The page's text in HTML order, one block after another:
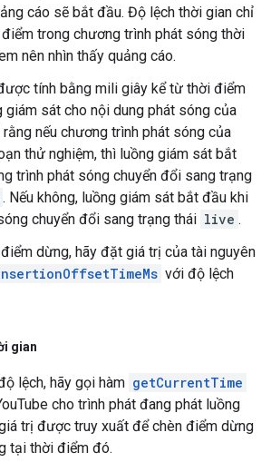
cáo sẽ bắt đầu. Độ lệch thời gian chỉ
trong chương trình phát sóng thời
nên nhìn thấy quảng cáo.
tính bằng mili giây kể từ thời điểm
giám sát cho nội dung phát sóng của
nếu chương trình phát sóng của
thử nghiệm, thì luồng giám sát bắt
trình phát sóng chuyển đổi sang trạng
. Nếu không, luồng giám sát bắt đầu khi
chuyển đổi sang trạng thái live .
dừng, hãy đặt giá trị của tài nguyên
với độ lệch
gian
lệch, hãy gọi hàm getCurrentTime
cho trình phát đang phát luồng
trị được truy xuất để chèn điểm dừng
tại thời điểm đó.